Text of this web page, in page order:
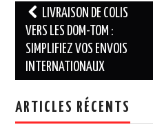
Navigation
des
articles
LIVRAISON DE COLIS
VERS LES DOM-TOM :
SIMPLIFIEZ VOS ENVOIS
INTERNATIONAUX
ARTICLES RÉCENTS